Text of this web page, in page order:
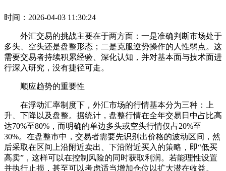
时间：2026-04-03 11:30:24
外汇交易的挑战主要在于两方面：一是准确判断市场处于
多头、空头还是盘整形态；二是克服逆势操作的人性弱点。这
需要交易者持续积累经验、深化认知，并对基本面与技术面进
行深入研究，没有捷径可走。
顺应趋势的重要性
在浮动汇率制度下，外汇市场的行情基本分为三种：上
升、下降以及盘整。据统计，盘整行情在全年交易日中占比高
达70%至80%，而明确的单边多头或空头行情仅占20%至
30%。在盘整市中，交易者需要先识别出价格的波动区间，然
后采取在区间上沿附近卖出、下沿附近买入的策略，即“低买
高卖”，这样可以在控制风险的同时获取利润。若能理性设置
并执行止损，甚至可以考虑适当增加仓位以扩大潜在收益。